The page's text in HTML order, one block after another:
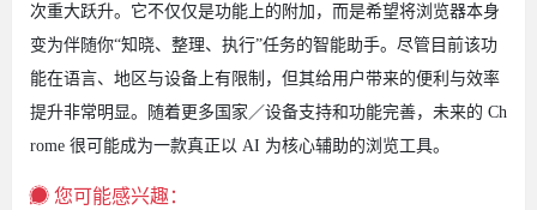
次重大跃升。它不仅仅是功能上的附加，而是希望将浏览器本身
变为伴随你“知晓、整理、执行”任务的智能助手。尽管目前该功
能在语言、地区与设备上有限制，但其给用户带来的便利与效率
提升非常明显。随着更多国家／设备支持和功能完善，未来的 Ch
rome 很可能成为一款真正以 AI 为核心辅助的浏览工具。
您可能感兴趣：